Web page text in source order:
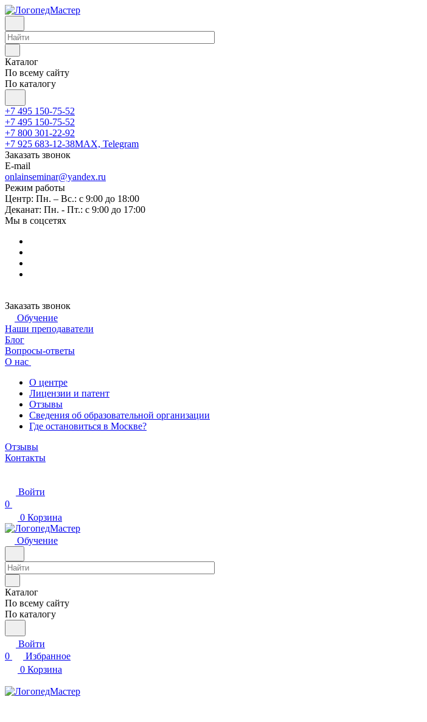
Каталог
По всему сайту
По каталогу
+7 495 150-75-52
+7 495 150-75-52
+7 800 301-22-92
+7 925 683-12-38MAX, Telegram
Заказать звонок
E-mail
onlainseminar@yandex.ru
Режим работы
Центр: Пн. – Вс.: с 9:00 до 18:00
Деканат: Пн. - Пт.: с 9:00 до 17:00
Мы в соцсетях
Заказать звонок
Обучение
Наши преподаватели
Блог
Вопросы-ответы
О нас
О центре
Лицензии и патент
Отзывы
Сведения об образовательной организации
Где остановиться в Москве?
Отзывы
Контакты
Войти
0
0 Корзина
Обучение
Каталог
По всему сайту
По каталогу
Войти
0
Избранное
0 Корзина